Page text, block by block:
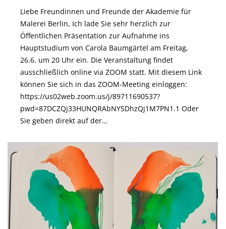
Liebe Freundinnen und Freunde der Akademie für
Malerei Berlin, Ich lade Sie sehr herzlich zur
Öffentlichen Präsentation zur Aufnahme ins
Hauptstudium von Carola Baumgärtel am Freitag,
26.6. um 20 Uhr ein. Die Veranstaltung findet
ausschließlich online via ZOOM statt. Mit diesem Link
können Sie sich in das ZOOM-Meeting einloggen:
https://us02web.zoom.us/j/89711690537?
pwd=87DCZQj33HUNQRAbNYSDhzQj1M7PN1.1 Oder
Sie geben direkt auf der…